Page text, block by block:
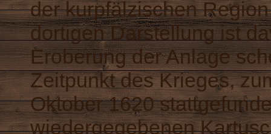
der kurpfälzischen
dortigen Darstellung ist
Eroberung der Anlage
Zeitpunkt des Krieges,
Oktober 1620
wiedergegebenen